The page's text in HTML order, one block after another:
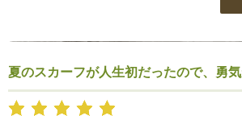
今度は自分用にまたお気に入りをみつけたい
こちらも洗えます。
す。
夏のスカーフが人生初だったので、勇気